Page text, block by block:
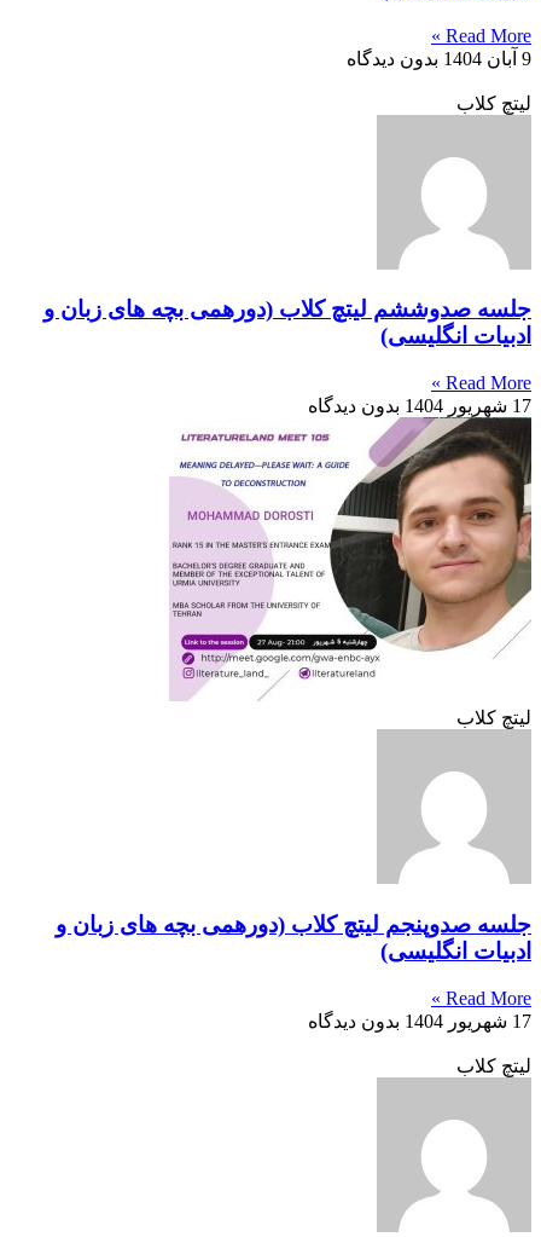
Read More »
9 آبان 1404
بدون دیدگاه
لیتچ کلاب
جلسه صدوششم لیتچ کلاب (دورهمی بچه های زبان و
ادبیات انگلیسی)
Read More »
17 شهریور 1404
بدون دیدگاه
لیتچ کلاب
جلسه صدوپنجم لیتچ کلاب (دورهمی بچه های زبان و
ادبیات انگلیسی)
Read More »
17 شهریور 1404
بدون دیدگاه
لیتچ کلاب